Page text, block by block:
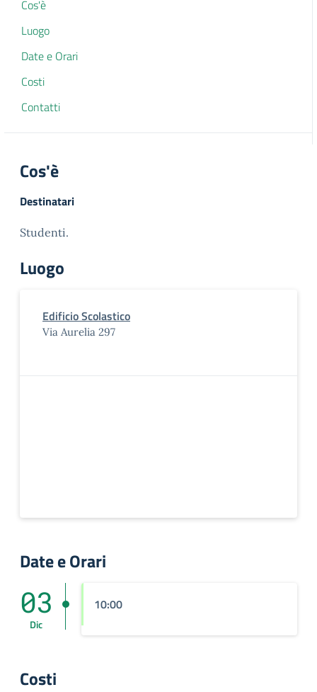
Cos'è
Luogo
Date e Orari
Costi
Contatti
Cos'è
Destinatari
Studenti.
Luogo
Edificio Scolastico
Via Aurelia 297
Date e Orari
03
Dic
10:00
Costi